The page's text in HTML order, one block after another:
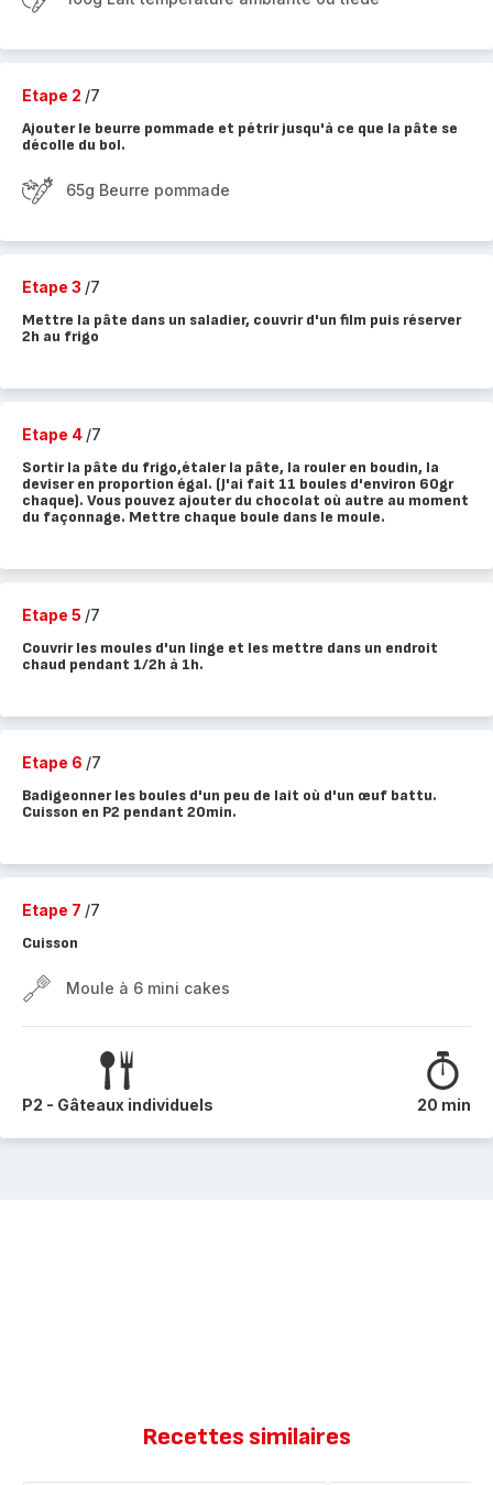
Etape 2 /7
Ajouter le beurre pommade et pétrir jusqu'à ce que la pâte se
décolle du bol.
65g Beurre pommade
Etape 3 /7
Mettre la pâte dans un saladier, couvrir d'un film puis réserver
2h au frigo
Etape 4 /7
Sortir la pâte du frigo,étaler la pâte, la rouler en boudin, la
deviser en proportion égal. (J'ai fait 11 boules d'environ 60gr
chaque). Vous pouvez ajouter du chocolat où autre au moment
du façonnage. Mettre chaque boule dans le moule.
Etape 5 /7
Couvrir les moules d'un linge et les mettre dans un endroit
chaud pendant 1/2h à 1h.
Etape 6 /7
Badigeonner les boules d'un peu de lait où d'un œuf battu.
Cuisson en P2 pendant 20min.
Etape 7 /7
Cuisson
Moule à 6 mini cakes
P2 - Gâteaux individuels 20 min
Recettes similaires